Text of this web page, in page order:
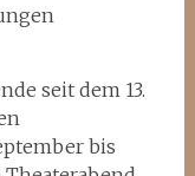
seit dem 13.
bis